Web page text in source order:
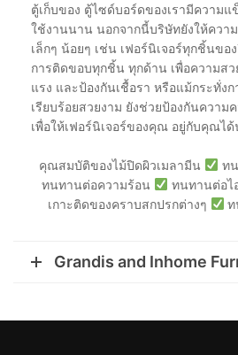
ตู้เก็บของ ตู้ไซด์บอร์ดของเรามีความ
ใช้งานนาน นอกจากนี้บริษัทยังให้ควา
เล็กๆ น้อยๆ เช่น เฟอร์นิเจอร์ทุกชิ้นขอ
การติดขอบทุกชิ้น ทุกด้าน เพื่อความสว
แรง และป้องกันเชื้อรา หรือแม้กระทั่ง
เรียบร้อยสวยงาม ยังช่วยป้องกันควา
เพื่อให้เฟอร์นิเจอร์ของคุณ อยู่กับคุณไ
คุณสมบัติของไม้ปิดผิวเมลามีน
ท
ทนทานต่อความร้อน
ทนทานต่อไ
เกาะติดของคราบสกปรกต่างๆ
ท
Grandis and Inhome